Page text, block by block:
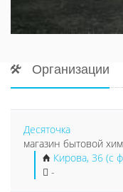
Организации
Десяточка
магазин бытовой
Кирова, 36 (с
-